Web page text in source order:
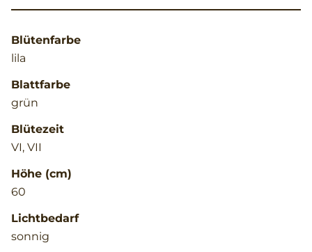
Blütenfarbe
lila
Blattfarbe
grün
Blütezeit
VI, VII
Höhe (cm)
60
Lichtbedarf
sonnig